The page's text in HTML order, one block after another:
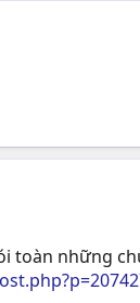
toàn những